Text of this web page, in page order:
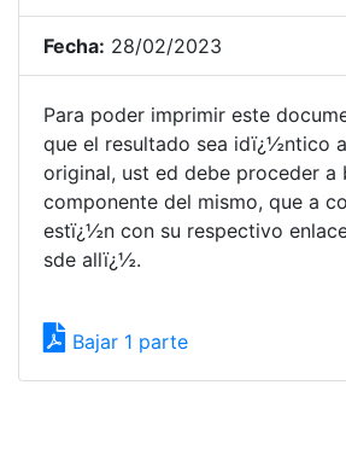
Fecha: 28/02/2023
Para poder imprimir este
que el resultado sea idï¿½ntico
original, ust ed debe proceder a
componente del mismo, que a
estï¿½n con su respectivo
sde allï¿½.
Bajar 1 parte